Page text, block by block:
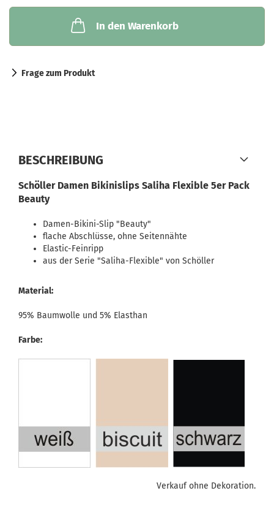
In den Warenkorb
Frage zum Produkt
BESCHREIBUNG
Schöller Damen Bikinislips Saliha Flexible 5er Pack
Beauty
Damen-Bikini-Slip "Beauty"
flache Abschlüsse, ohne Seitennähte
Elastic-Feinripp
aus der Serie "Saliha-Flexible" von Schöller
Material:
95% Baumwolle und 5% Elasthan
Farbe:
Verkauf ohne Dekoration.